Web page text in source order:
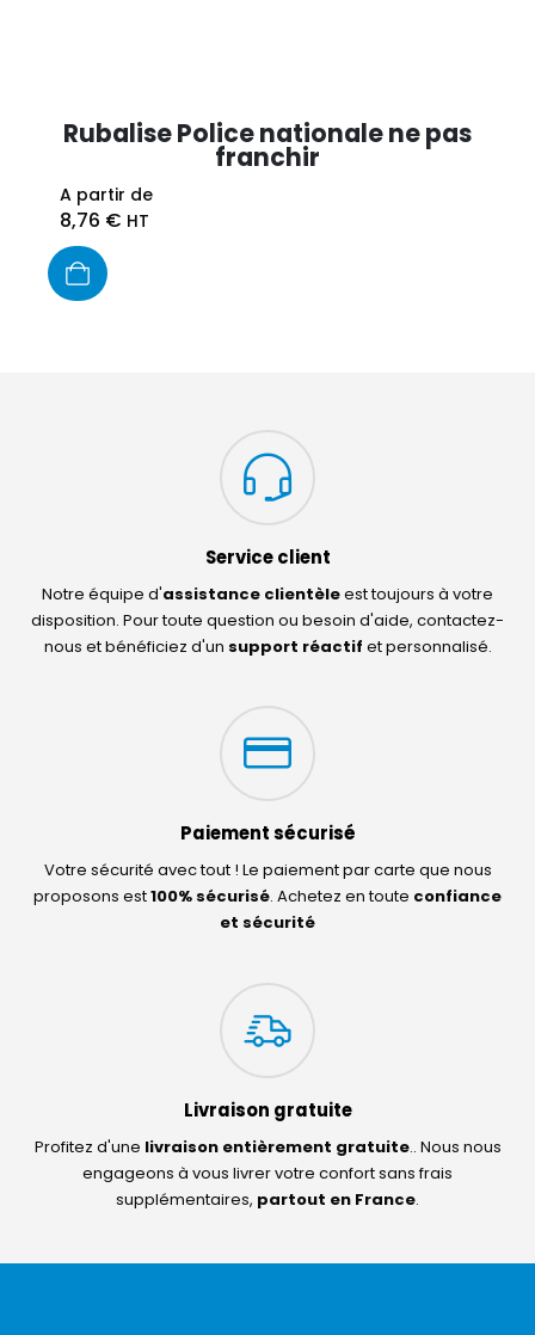
Rubalise Police nationale ne pas
franchir
A partir de
8,76 € HT
Service client
Notre équipe d'assistance clientèleest toujours à votre
disposition. Pour toute question ou besoin d'aide, contactez-
nous et bénéficiez d'un support réactif et personnalisé.
Paiement sécurisé
Votre sécurité avec tout ! Le paiement par carte que nous
proposons est100% sécurisé. Achetez en toute confiance
et sécurité
Livraison gratuite
Profitez d'une livraison entièrement gratuite.. Nous nous
engageons à vous livrer votre confort sans frais
supplémentaires, partout en France.